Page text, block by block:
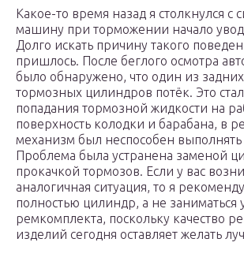
Какое-то время назад я столкнулся с
машину при торможении начало
Долго искать причину такого
пришлось. После беглого осмотра
было обнаружено, что один из
тормозных цилиндров потёк. Это
попадания тормозной жидкости на
поверхность колодки и барабана, в
механизм был неспособен
Проблема была устранена заменой
прокачкой тормозов. Если у вас
аналогичная ситуация, то я
полностью цилиндр, а не заниматься
ремкомплекта, поскольку качество
изделий сегодня оставляет желать